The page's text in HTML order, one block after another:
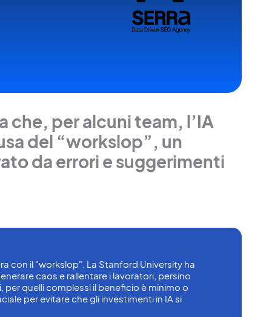
che, per alcuni team, l’IA
del “workslop”, un
da errori e suggerimenti
con il "workslop". La Stanford University ha
caos e rallentare i lavoratori, persino
quelli complessi il beneficio è minimo o
per evitare che gli investimenti in IA si